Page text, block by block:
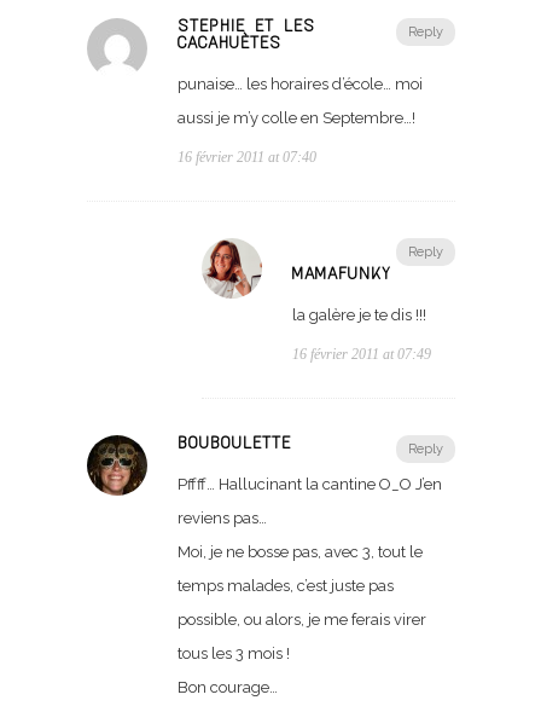
Reply
STEPHIE ET LES
CACAHUÈTES
punaise… les horaires d’école… moi
aussi je m’y colle en Septembre…!
16 février 2011 at 07:40
Reply
MAMAFUNKY
la galère je te dis !!!
16 février 2011 at 07:49
Reply
BOUBOULETTE
Pffff… Hallucinant la cantine O_O J’en
reviens pas…
Moi, je ne bosse pas, avec 3, tout le
temps malades, c’est juste pas
possible, ou alors, je me ferais virer
tous les 3 mois !
Bon courage…